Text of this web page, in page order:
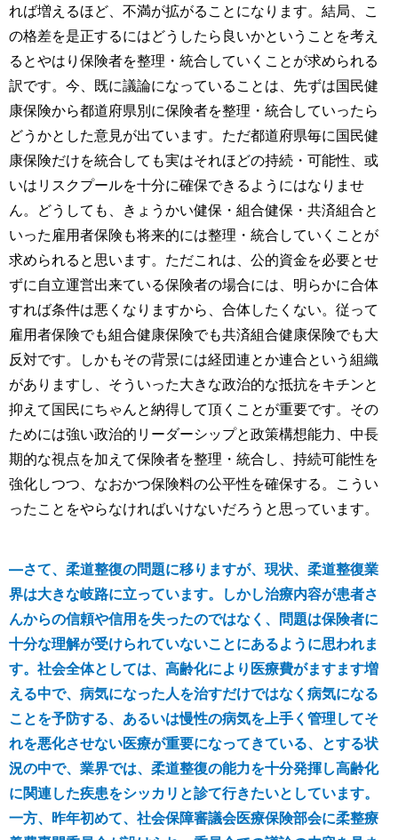
れば増えるほど、不満が拡がることになります。結局、こ
の格差を是正するにはどうしたら良いかということを考え
るとやはり保険者を整理・統合していくことが求められる
訳です。今、既に議論になっていることは、先ずは国民健
康保険から都道府県別に保険者を整理・統合していったら
どうかとした意見が出ています。ただ都道府県毎に国民健
康保険だけを統合しても実はそれほどの持続・可能性、或
いはリスクプールを十分に確保できるようにはなりませ
ん。どうしても、きょうかい健保・組合健保・共済組合と
いった雇用者保険も将来的には整理・統合していくことが
求められると思います。ただこれは、公的資金を必要とせ
ずに自立運営出来ている保険者の場合には、明らかに合体
すれば条件は悪くなりますから、合体したくない。従って
雇用者保険でも組合健康保険でも共済組合健康保険でも大
反対です。しかもその背景には経団連とか連合という組織
がありますし、そういった大きな政治的な抵抗をキチンと
抑えて国民にちゃんと納得して頂くことが重要です。その
ためには強い政治的リーダーシップと政策構想能力、中長
期的な視点を加えて保険者を整理・統合し、持続可能性を
強化しつつ、なおかつ保険料の公平性を確保する。こうい
ったことをやらなければいけないだろうと思っています。
―さて、柔道整復の問題に移りますが、現状、柔道整復業
界は大きな岐路に立っています。しかし治療内容が患者さ
んからの信頼や信用を失ったのではなく、問題は保険者に
十分な理解が受けられていないことにあるように思われま
す。社会全体としては、高齢化により医療費がますます増
える中で、病気になった人を治すだけではなく病気になる
ことを予防する、あるいは慢性の病気を上手く管理してそ
れを悪化させない医療が重要になってきている、とする状
況の中で、業界では、柔道整復の能力を十分発揮し高齢化
に関連した疾患をシッカリと診て行きたいとしています。
一方、昨年初めて、社会保障審議会医療保険部会に柔整療